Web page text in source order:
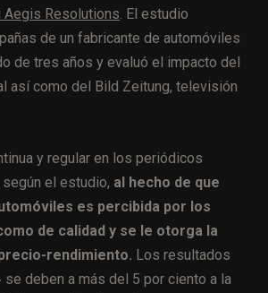
Aegis Resolutions . El estudio
de un fabricante de automóviles
de tres años y evaluó el impacto del
así como del Bild Zeitung, televisión
y regular en los periódicos
el estudio, al hecho de que
es percibida por los
de calidad y se le otorga la
rendimiento. Los resultados
se deben a más del 5 por ciento a la